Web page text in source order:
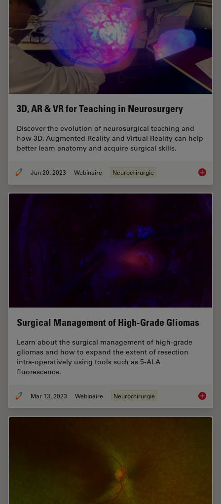
3D, AR & VR for Teaching in Neurosurgery
Discover the evolution of neurosurgical teaching and
how 3D, Augmented Reality and Virtual Reality can help
better learn anatomy and acquire surgical skills.
Jun 20, 2023 Webinaire Neurochirurgie 3D, AR
Surgical Management of High-Grade Gliomas
Learn about the surgical management of high-grade
gliomas and how to expand the extent of resection
intra-operatively using tools such as 5-ALA
fluorescence.
Mar 13, 2023 Webinaire Neurochirurgie